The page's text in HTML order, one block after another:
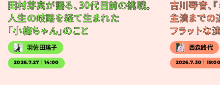
田村芽実が語る、30代目前の挑戦。
人生の岐路を経て生まれた
「小梅ちゃん」のこと
羽佐田瑤子
2026.7.27｜14:00
古川琴音、
主演までの
フラットな
西森路代
2026.7.30｜